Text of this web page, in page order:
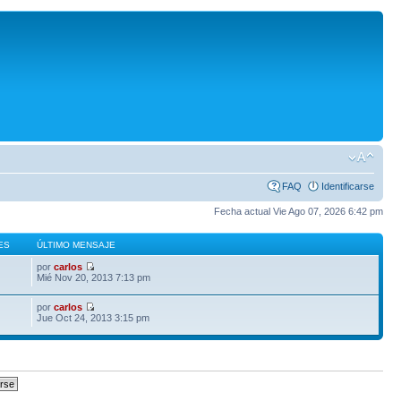
FAQ Identificarse
Fecha actual Vie Ago 07, 2026 6:42 pm
ÚLTIMO MENSAJE
porcarlos
Mié Nov 20, 2013 7:13 pm
porcarlos
Jue Oct 24, 2013 3:15 pm